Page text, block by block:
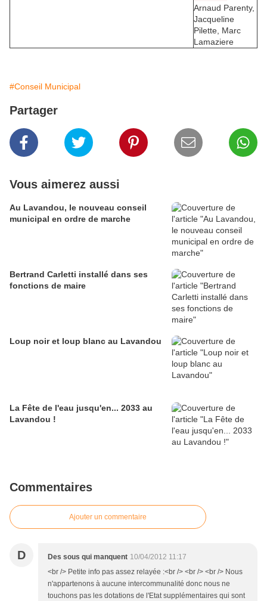
Arnaud Parenty,
Jacqueline
Pilette, Marc
Lamaziere
#Conseil Municipal
Partager
Vous aimerez aussi
Au Lavandou, le nouveau conseil
municipal en ordre de marche
Bertrand Carletti installé dans ses
fonctions de maire
Loup noir et loup blanc au Lavandou
La Fête de l'eau jusqu'en... 2033 au
Lavandou !
Commentaires
Ajouter un commentaire
D Des sous qui manquent 10/04/2012 11:17
<br /> Petite info pas assez relayée :<br /> <br /> <br /> Nous
n'appartenons à aucune intercommunalité donc nous ne
touchons pas les dotations de l'Etat supplémentaires qui sont